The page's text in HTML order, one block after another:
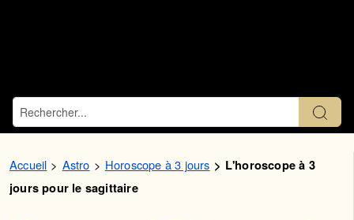
Accueil Astro Horoscope à 3 jours
L'horoscope à 3
jours pour le sagittaire